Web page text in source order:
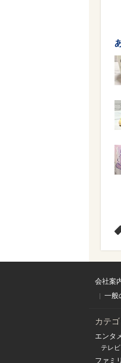
会社案
一般
カテ
エンタ
テレビ
ファミ